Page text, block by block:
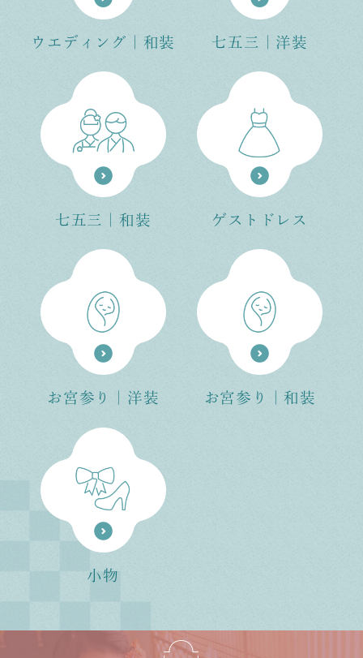
ウエディング｜和装 七五三｜洋装
七五三｜和装 ゲストドレス
お宮参り｜洋装 お宮参り｜和装
⼩物